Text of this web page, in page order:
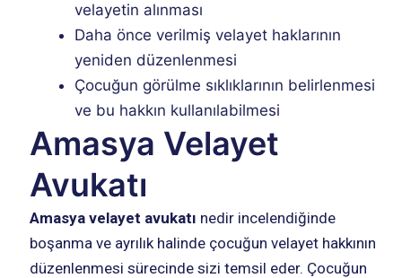
velayetin alınması
Daha önce verilmiş velayet haklarının
yeniden düzenlenmesi
Çocuğun görülme sıklıklarının belirlenmesi
ve bu hakkın kullanılabilmesi
Amasya Velayet
Avukatı
Amasya velayet avukatı nedir incelendiğinde
boşanma ve ayrılık halinde çocuğun velayet hakkının
düzenlenmesi sürecinde sizi temsil eder. Çocuğun